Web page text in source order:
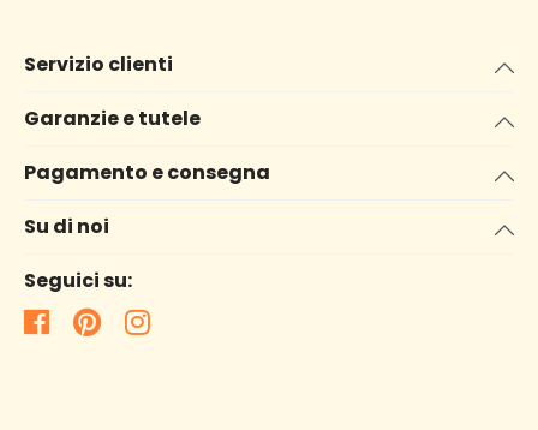
Servizio clienti
Garanzie e tutele
Pagamento e consegna
Su di noi
Seguici su: